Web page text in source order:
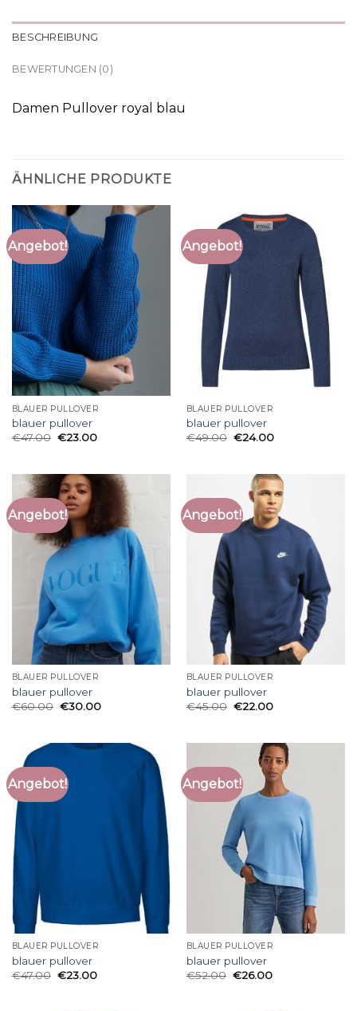
BESCHREIBUNG
BEWERTUNGEN (0)
Damen Pullover royal blau
ÄHNLICHE PRODUKTE
Angebot!
BLAUER PULLOVER
blauer pullover
€47.00 €23.00
Angebot!
BLAUER PULLOVER
blauer pullover
€49.00 €24.00
Angebot!
BLAUER PULLOVER
blauer pullover
€60.00 €30.00
Angebot!
BLAUER PULLOVER
blauer pullover
€45.00 €22.00
Angebot!
BLAUER PULLOVER
blauer pullover
€47.00 €23.00
Angebot!
BLAUER PULLOVER
blauer pullover
€52.00 €26.00